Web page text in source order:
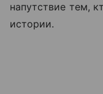
напутствие тем,
истории.